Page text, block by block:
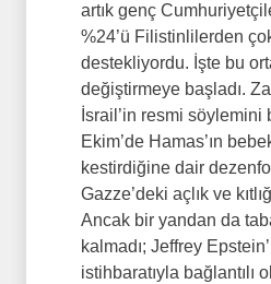
artık genç
%24’ü Filistinlilerden
destekliyordu. İşte bu
değiştirmeye başladı.
İsrail’in resmi söylemini
Ekim’de Hamas’ın
kestirdiğine dair
Gazze’deki açlık ve
Ancak bir yandan da
kalmadı; Jeffrey
istihbaratıyla bağlantılı